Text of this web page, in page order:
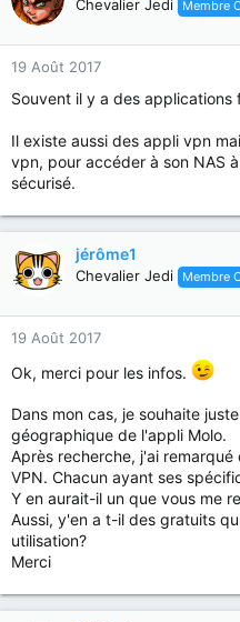
Chevalier Jedi Membre
19 Août 2017
Souvent il y a des applications
Il existe aussi des appli vpn
vpn, pour accéder à son NAS
sécurisé.
jérôme1
Chevalier Jedi Membre
19 Août 2017
Ok, merci pour les infos.
Dans mon cas, je souhaite
géographique de l'appli Molo.
Après recherche, j'ai
VPN. Chacun ayant ses
Y en aurait-il un que vous me
Aussi, y'en a t-il des gratuits
utilisation?
Merci